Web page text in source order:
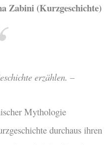
Zabini (Kurzgeschichte)
erzählen. –
Mythologie
durchaus ihren